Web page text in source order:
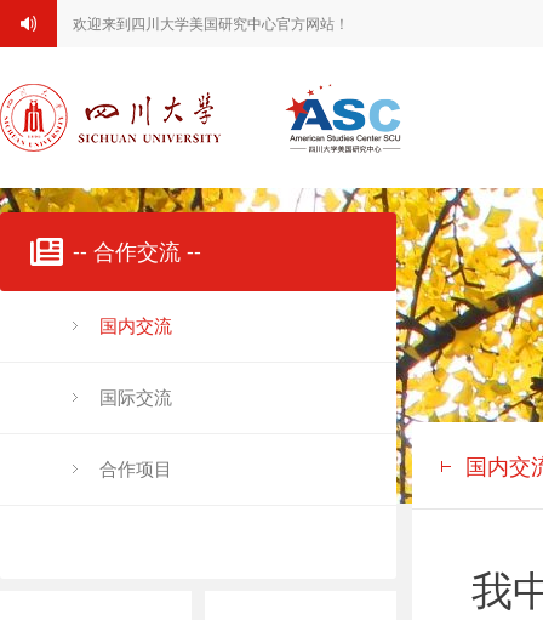
欢迎来到四川大学美国研究中心官方网站！
-- 合作交流 --
国内交流
国际交流
合作项目 国内交
我